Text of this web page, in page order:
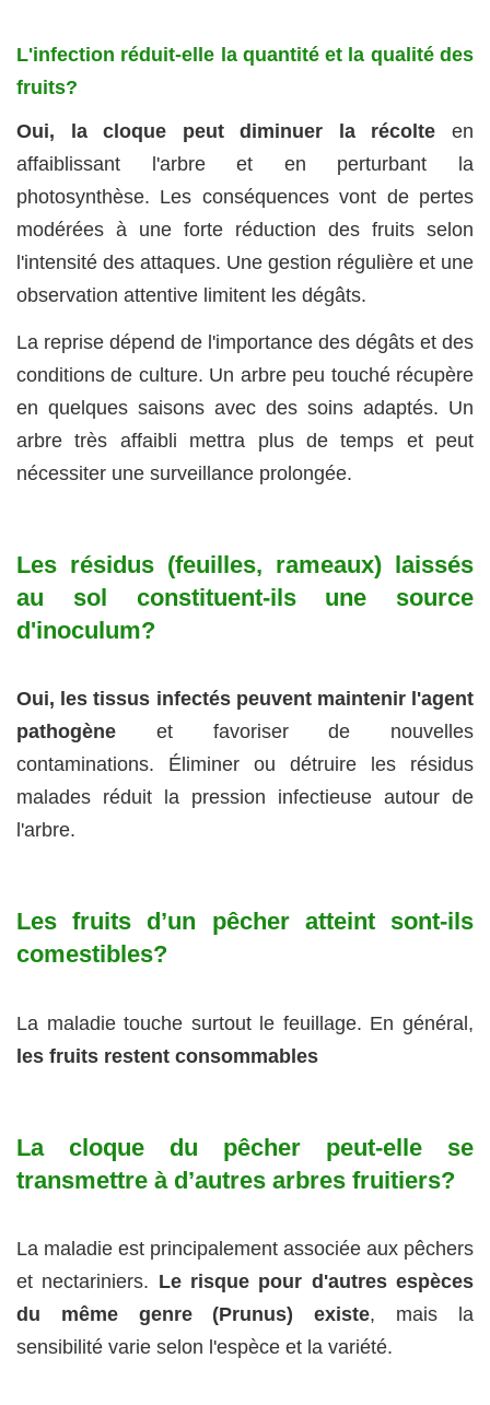
L'infection réduit-elle la quantité et la qualité des
fruits?
Oui, la cloque peut diminuer la récolte en
affaiblissant l'arbre et en perturbant la
photosynthèse. Les conséquences vont de pertes
modérées à une forte réduction des fruits selon
l'intensité des attaques. Une gestion régulière et une
observation attentive limitent les dégâts.
La reprise dépend de l'importance des dégâts et des
conditions de culture. Un arbre peu touché récupère
en quelques saisons avec des soins adaptés. Un
arbre très affaibli mettra plus de temps et peut
nécessiter une surveillance prolongée.
Les résidus (feuilles, rameaux) laissés
au sol constituent-ils une source
d'inoculum?
Oui, les tissus infectés peuvent maintenir l'agent
pathogène et favoriser de nouvelles
contaminations. Éliminer ou détruire les résidus
malades réduit la pression infectieuse autour de
l'arbre.
Les fruits d’un pêcher atteint sont-ils
comestibles?
La maladie touche surtout le feuillage. En général,
les fruits restent consommables
La cloque du pêcher peut-elle se
transmettre à d’autres arbres fruitiers?
La maladie est principalement associée aux pêchers
et nectariniers. Le risque pour d'autres espèces
du même genre (Prunus) existe, mais la
sensibilité varie selon l'espèce et la variété.